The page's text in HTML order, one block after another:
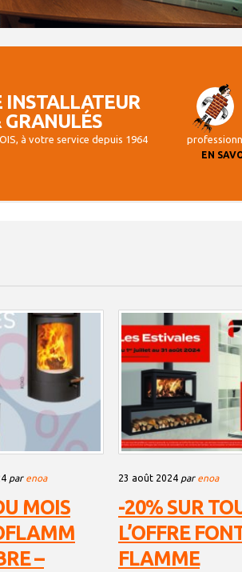
INSTALLATEUR
GRANULÉS
à votre service depuis 1964
EN
par enoa
MOIS
–
23 août 2024 par enoa
-20% SUR
L’OFFRE
FLAMME